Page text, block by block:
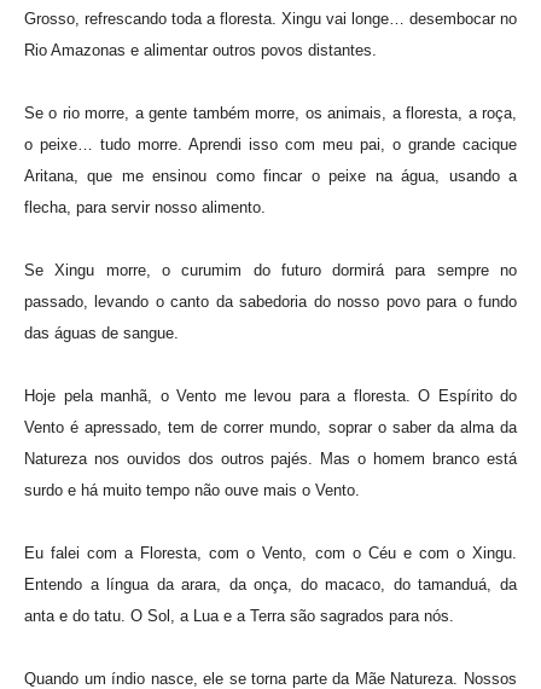
Grosso, refrescando toda a floresta. Xingu vai longe… desembocar no
Rio Amazonas e alimentar outros povos distantes.
Se o rio morre, a gente também morre, os animais, a floresta, a roça,
o peixe… tudo morre. Aprendi isso com meu pai, o grande cacique
Aritana, que me ensinou como fincar o peixe na água, usando a
flecha, para servir nosso alimento.
Se Xingu morre, o curumim do futuro dormirá para sempre no
passado, levando o canto da sabedoria do nosso povo para o fundo
das águas de sangue.
Hoje pela manhã, o Vento me levou para a floresta. O Espírito do
Vento é apressado, tem de correr mundo, soprar o saber da alma da
Natureza nos ouvidos dos outros pajés. Mas o homem branco está
surdo e há muito tempo não ouve mais o Vento.
Eu falei com a Floresta, com o Vento, com o Céu e com o Xingu.
Entendo a língua da arara, da onça, do macaco, do tamanduá, da
anta e do tatu. O Sol, a Lua e a Terra são sagrados para nós.
Quando um índio nasce, ele se torna parte da Mãe Natureza. Nossos